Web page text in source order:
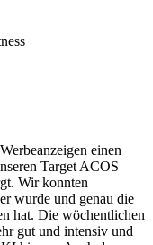
einen
Target ACOS
Wir konnten
wurde und genau die
hat. Die wöchentlichen
gut und intensiv und